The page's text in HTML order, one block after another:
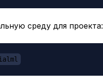
среду для проекта: